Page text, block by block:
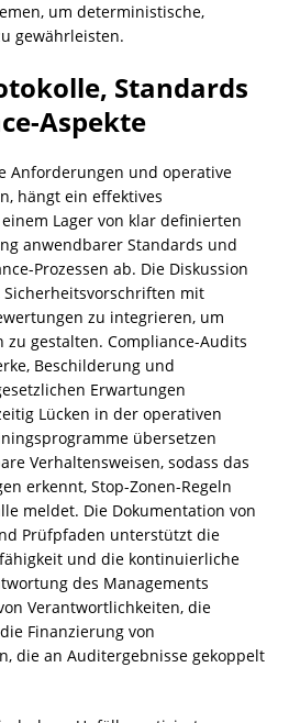
um deterministische,
gewährleisten.
Standards
Aspekte
Anforderungen und operative
hängt ein effektives
Lager von klar definierten
anwendbarer Standards und
Prozessen ab. Die Diskussion
mit
zu integrieren, um
gestalten. Compliance-Audits
Beschilderung und
Erwartungen
Lücken in der operativen
übersetzen
Verhaltensweisen, sodass das
erkennt, Stop-Zonen-Regeln
meldet. Die Dokumentation von
Prüfpfaden unterstützt die
und die kontinuierliche
des Managements
Verantwortlichkeiten, die
Finanzierung von
die an Auditergebnisse gekoppelt